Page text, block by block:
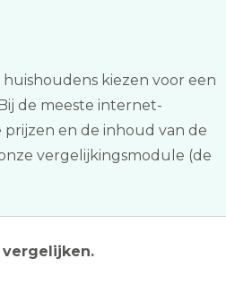
kiezen voor een
de meeste internet-
en de inhoud van de
vergelijkingsmodule (de